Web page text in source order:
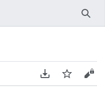
検索
PDFをダウンロ
ウォッチソ